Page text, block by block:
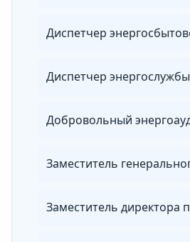
Диспетчер энергослужбы